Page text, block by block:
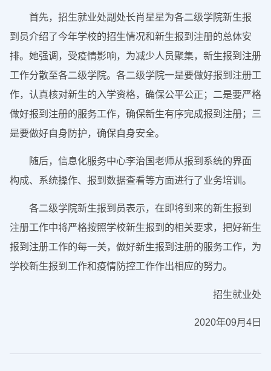
首先，招生就业处副处长肖星星为各二级学院新生报
到员介绍了今年学校的招生情况和新生报到注册的总体安
排。她强调，受疫情影响，为减少人员聚集，新生报到注册
工作分散至各二级学院。各二级学院一是要做好报到注册工
作，认真核对新生的入学资格，确保公平公正；二是要严格
做好报到注册的服务工作，确保新生有序完成报到注册；三
是要做好自身防护，确保自身安全。
随后，信息化服务中心李治国老师从报到系统的界面
构成、系统操作、报到数据查看等方面进行了业务培训。
各二级学院新生报到员表示，在即将到来的新生报到
注册工作中将严格按照学校新生报到的相关要求，把好新生
报到注册工作的每一关，做好新生报到注册的服务工作，为
学校新生报到工作和疫情防控工作作出相应的努力。
招生就业处
2020年09月4日